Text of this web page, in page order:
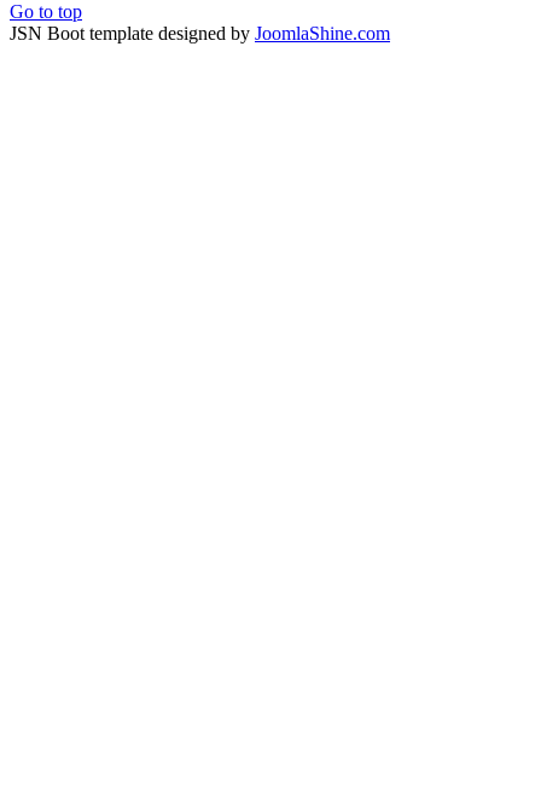
Go to top
JSN Boot template designed by JoomlaShine.com